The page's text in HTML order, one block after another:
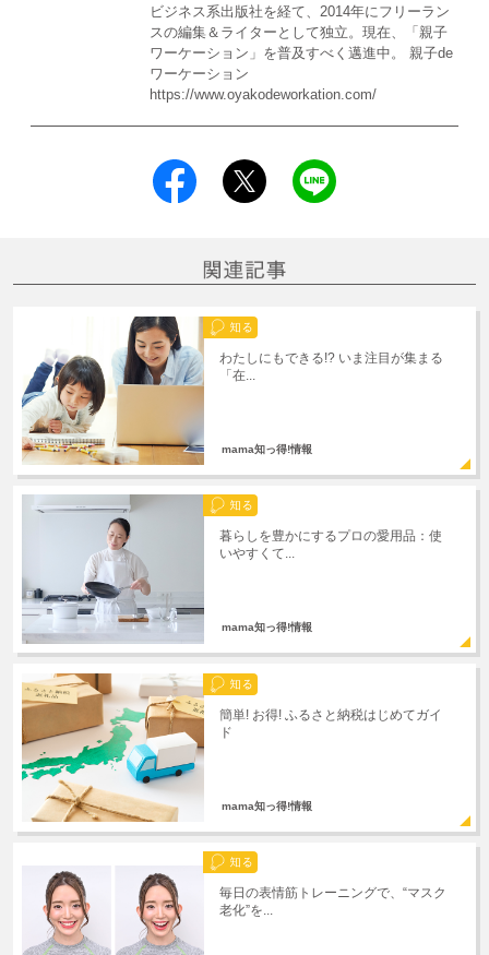
ビジネス系出版社を経て、2014年にフリーラン
スの編集＆ライターとして独立。現在、「親子
ワーケーション」を普及すべく邁進中。 親子de
ワーケーション
https://www.oyakodeworkation.com/
わたしにもできる!? いま注目が集まる
「在...
mama知っ得!情報
暮らしを豊かにするプロの愛用品：使
いやすくて...
mama知っ得!情報
簡単! お得! ふるさと納税はじめてガイ
ド
mama知っ得!情報
毎日の表情筋トレーニングで、“マスク
老化”を...